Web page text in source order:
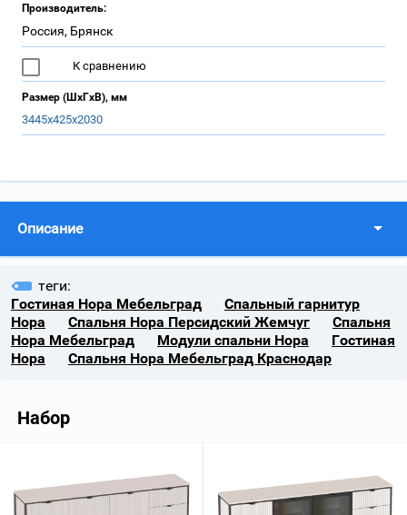
Производитель:
Россия, Брянск
К сравнению
Размер (ШхГхВ), мм
3445х425х2030
Описание
теги:
Гостиная Нора Мебельград
Спальный гарнитур
Нора
Спальня Нора Персидский Жемчуг
Спальня
Нора Мебельград
Модули спальни Нора
Гостиная
Нора
Спальня Нора Мебельград Краснодар
Набор